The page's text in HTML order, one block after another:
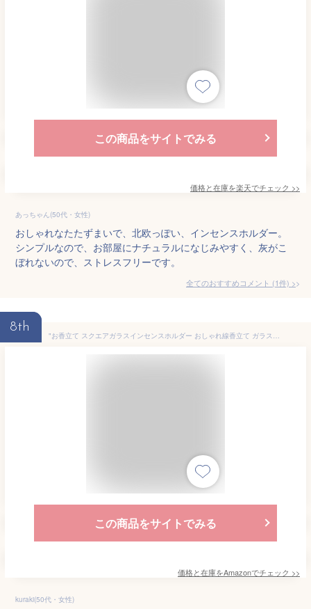
この商品をサイトでみる
価格と在庫を楽天でチェック >>
あっちゃん(50代・女性)
おしゃれなたたずまいで、北欧っぽい、インセンスホルダー。
シンプルなので、お部屋にナチュラルになじみやすく、灰がこ
ぼれないので、ストレスフリーです。
全てのおすすめコメント (1件) >
8th
"お香立て スクエアガラスインセンスホルダー おしゃれ線香立て ガラス製灰こぼれない癒し線香立てシンプルインテリアお家でリラックスインテリア 多機能 "
この商品をサイトでみる
価格と在庫をAmazonでチェック >>
kuraki(50代・女性)